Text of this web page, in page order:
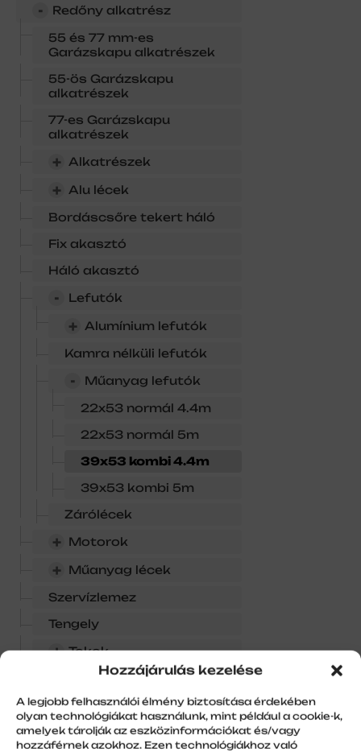
Hozzájárulás kezelése
A legjobb felhasználói élmény biztosítása érdekében
olyan technológiákat használunk, mint például a cookie-k,
amelyek tárolják az eszközinformációkat és/vagy
hozzáférnek azokhoz. Ezen technológiákhoz való
-
Redőny alkatrész
55 és 77 mm-es
Garázskapu alkatrészek
55-ös Garázskapu
alkatrészek
77-es Garázskapu
alkatrészek
+ Alkatrészek
+
Alu lécek
Bordáscsőre tekert háló
Fix akasztó
Háló akasztó
- Lefutók
+
Alumínium lefutók
Kamra nélküli lefutók
-
Műanyag lefutók
22x53 normál 4.4m
22x53 normál 5m
39x53 kombi 4.4m
39x53 kombi 5m
Zárólécek
+ Motorok
+
Műanyag lécek
Szervízlemez
Tengely
+ Tokok
Vakolóél
vezérlések